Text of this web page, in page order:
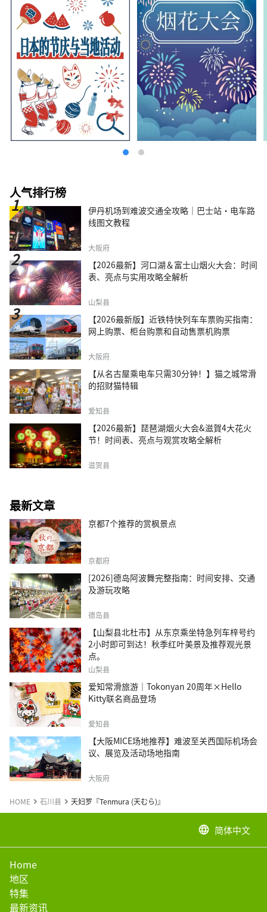
人气排行榜
伊丹机场到难波交通全攻略｜巴士站・电车路
线图文教程
大阪府
【2026最新】河口湖＆富士山烟火大会：时间
表、亮点与实用攻略全解析
山梨县
【2026最新版】近铁特快列车车票购买指南：
网上购票、柜台购票和自动售票机购票
大阪府
【从名古屋乘电车只需30分钟！】猫之城常滑
的招财猫特辑
爱知县
【2026最新】琵琶湖烟火大会&滋賀4大花火
节！时间表、亮点与观赏攻略全解析
滋贺县
最新文章
京都7个推荐的赏枫景点
京都府
[2026]德岛阿波舞完整指南：时间安排、交通
及游玩攻略
德岛县
【山梨县北杜市】从东京乘坐特急列车梓号约
2小时即可到达！秋季红叶美景及推荐观光景
点。
山梨县
爱知常滑旅游｜Tokonyan 20周年×Hello
Kitty联名商品登场
爱知县
【大阪MICE场地推荐】难波至关西国际机场会
议、展览及活动场地指南
大阪府
HOME 石川县 天妇罗『Tenmura (天むら)』
language 简体中文
Home
地区
特集
最新资讯